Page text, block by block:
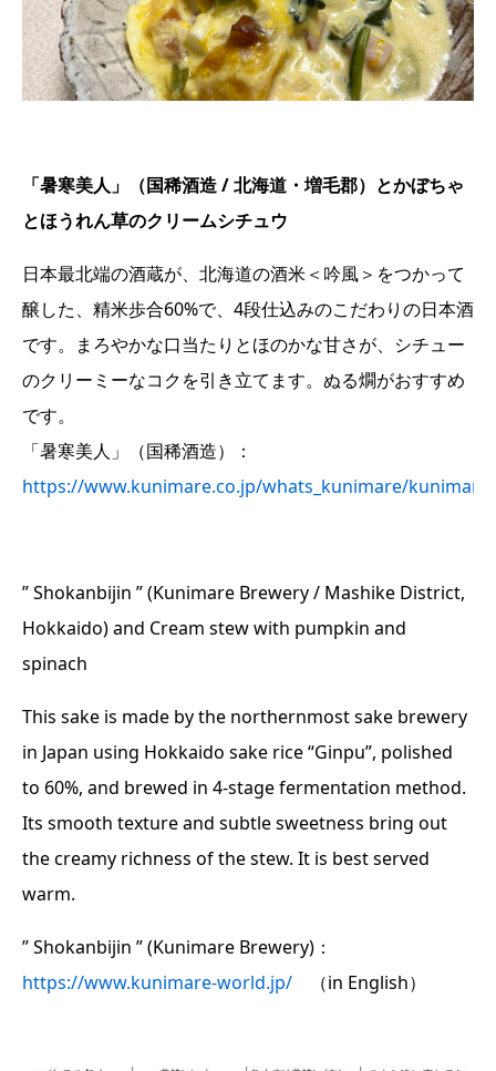
「暑寒美人」（国稀酒造 / 北海道・増毛郡）とかぼちゃ
とほうれん草のクリームシチュウ
日本最北端の酒蔵が、北海道の酒米＜吟風＞をつかって
醸した、精米歩合60%で、4段仕込みのこだわりの日本酒
です。まろやかな口当たりとほのかな甘さが、シチュー
のクリーミーなコクを引き立てます。ぬる燗がおすすめ
です。
「暑寒美人」（国稀酒造）：
https://www.kunimare.co.jp/whats_kunimare/
” Shokanbijin ” (Kunimare Brewery / Mashike District,
Hokkaido) and Cream stew with pumpkin and
spinach
This sake is made by the northernmost sake brewery
in Japan using Hokkaido sake rice “Ginpu”, polished
to 60%, and brewed in 4-stage fermentation method.
Its smooth texture and subtle sweetness bring out
the creamy richness of the stew. It is best served
warm.
” Shokanbijin ” (Kunimare Brewery)：
https://www.kunimare-world.jp/ （in English）